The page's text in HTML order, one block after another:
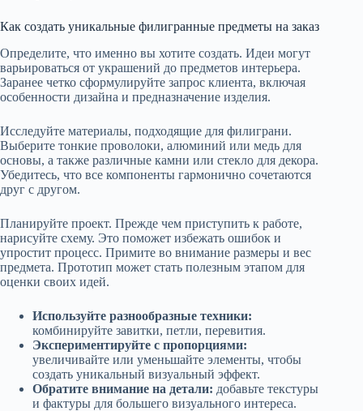
Как создать уникальные филигранные предметы на заказ
Определите, что именно вы хотите создать. Идеи могут
варьироваться от украшений до предметов интерьера.
Заранее четко сформулируйте запрос клиента, включая
особенности дизайна и предназначение изделия.
Исследуйте материалы, подходящие для филиграни.
Выберите тонкие проволоки, алюминий или медь для
основы, а также различные камни или стекло для декора.
Убедитесь, что все компоненты гармонично сочетаются
друг с другом.
Планируйте проект. Прежде чем приступить к работе,
нарисуйте схему. Это поможет избежать ошибок и
упростит процесс. Примите во внимание размеры и вес
предмета. Прототип может стать полезным этапом для
оценки своих идей.
Используйте разнообразные техники:
комбинируйте завитки, петли, перевития.
Экспериментируйте с пропорциями:
увеличивайте или уменьшайте элементы, чтобы
создать уникальный визуальный эффект.
Обратите внимание на детали: добавьте текстуры
и фактуры для большего визуального интереса.